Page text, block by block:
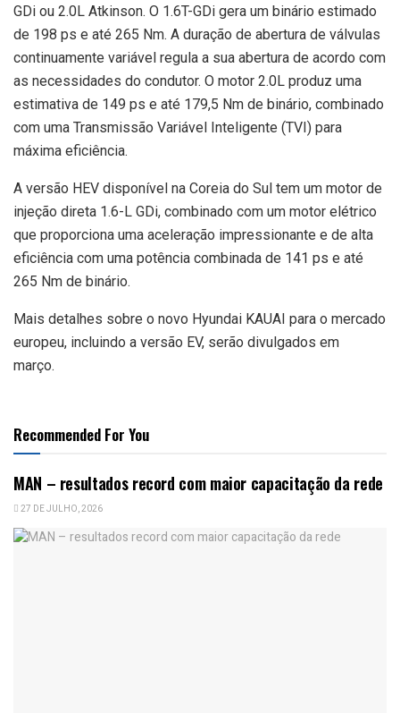
GDi ou 2.0L Atkinson. O 1.6T-GDi gera um binário estimado
de 198 ps e até 265 Nm. A duração de abertura de válvulas
continuamente variável regula a sua abertura de acordo com
as necessidades do condutor. O motor 2.0L produz uma
estimativa de 149 ps e até 179,5 Nm de binário, combinado
com uma Transmissão Variável Inteligente (TVI) para
máxima eficiência.
A versão HEV disponível na Coreia do Sul tem um motor de
injeção direta 1.6-L GDi, combinado com um motor elétrico
que proporciona uma aceleração impressionante e de alta
eficiência com uma potência combinada de 141 ps e até
265 Nm de binário.
Mais detalhes sobre o novo Hyundai KAUAI para o mercado
europeu, incluindo a versão EV, serão divulgados em
março.
Recommended For You
MAN – resultados record com maior capacitação da rede
27 DE JULHO, 2026